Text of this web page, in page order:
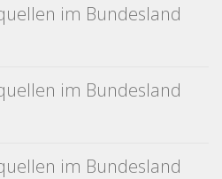
im Bundesland
im Bundesland
im Bundesland